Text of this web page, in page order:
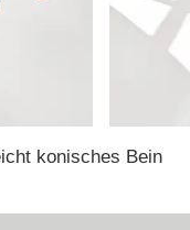
konisches Bein